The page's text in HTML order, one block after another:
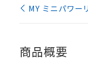
MY ミニパワー
商品概要